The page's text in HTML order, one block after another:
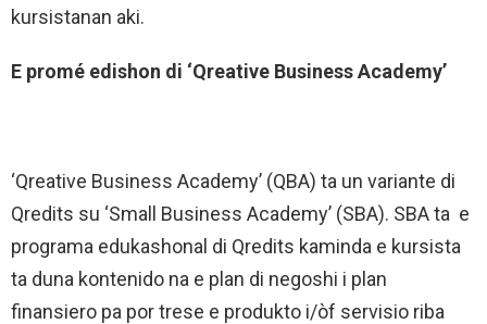
kursistanan aki.
E promé edishon di ‘Qreative Business Academy’
‘Qreative Business Academy’ (QBA) ta un variante di
Qredits su ‘Small Business Academy’ (SBA). SBA ta e
programa edukashonal di Qredits kaminda e kursista
ta duna kontenido na e plan di negoshi i plan
finansiero pa por trese e produkto i/òf servisio riba